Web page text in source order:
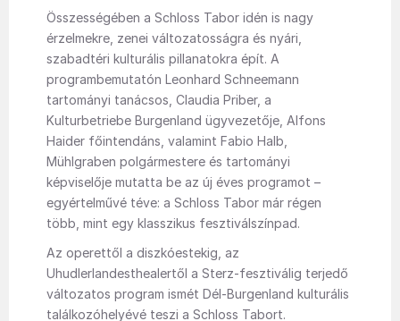
Összességében a Schloss Tabor idén is nagy
érzelmekre, zenei változatosságra és nyári,
szabadtéri kulturális pillanatokra épít. A
programbemutatón Leonhard Schneemann
tartományi tanácsos, Claudia Priber, a
Kulturbetriebe Burgenland ügyvezetője, Alfons
Haider főintendáns, valamint Fabio Halb,
Mühlgraben polgármestere és tartományi
képviselője mutatta be az új éves programot –
egyértelművé téve: a Schloss Tabor már régen
több, mint egy klasszikus fesztiválszínpad.
Az operettől a diszkóestekig, az
Uhudlerlandesthealertől a Sterz-fesztiválig terjedő
változatos program ismét Dél-Burgenland kulturális
találkozóhelyévé teszi a Schloss Tabort.